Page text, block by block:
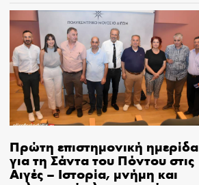
Πρώτη επιστημονική ημερίδα
για τη Σάντα του Πόντου στις
Αιγές – Ιστορία, μνήμη και